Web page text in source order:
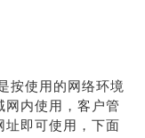
按使用的网络环境
内使用，客户管
址即可使用，下面